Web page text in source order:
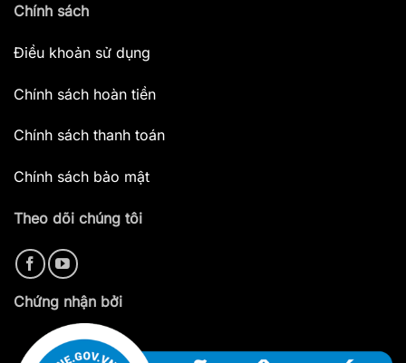
Chính sách
Điều khoản sử dụng
Chính sách hoàn tiền
Chính sách thanh toán
Chính sách bảo mật
Theo dõi chúng tôi
Chứng nhận bởi